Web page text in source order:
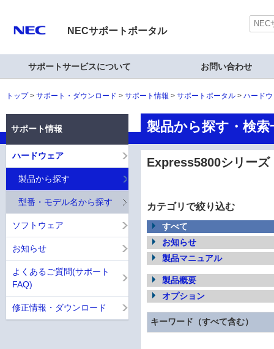
NECサポートポータル
サポートサービスについて お問い合わせ
トップ サポート・ダウンロード サポート情報 サポートポータル ハード
製品から探す・検
Express5800シリー
カテゴリで絞り込む
すべて
お知らせ
製品マニュアル
製品概要
オプション
キーワード（すべて含む）
サポート情報
ハードウェア
製品から探す
型番・モデル名から探す
ソフトウェア
お知らせ
よくあるご質問(サポート
FAQ)
修正情報・ダウンロード